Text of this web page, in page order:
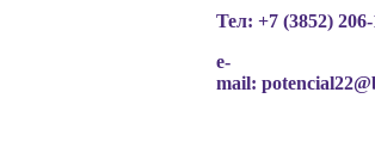
Тел: +7 (3852)
e-
mail: